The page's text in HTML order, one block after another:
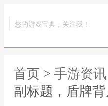
您的游戏宝典，关注我！
首页 > 手游资讯
副标题，盾牌